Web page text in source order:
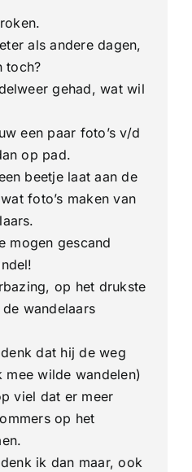
dag
als andere dagen,
toch?
gehad, wat wil
een paar foto’s v/d
op pad.
beetje laat aan de
foto’s maken van
mogen gescand
op het drukste
wandelaars
dat hij de weg
wilde wandelen)
viel dat er meer
op het
ik dan maar, ook